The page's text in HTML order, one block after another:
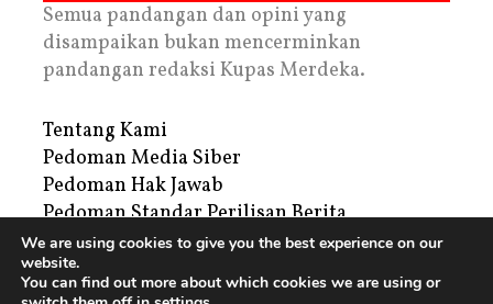
Semua pandangan dan opini yang
disampaikan bukan mencerminkan
pandangan redaksi Kupas Merdeka.
Tentang Kami
Pedoman Media Siber
Pedoman Hak Jawab
Pedoman Standar Perilisan Berita
Privacy Policy
Periklanan
We are using cookies to give you the best experience on our
website.
You can find out more about which cookies we are using or